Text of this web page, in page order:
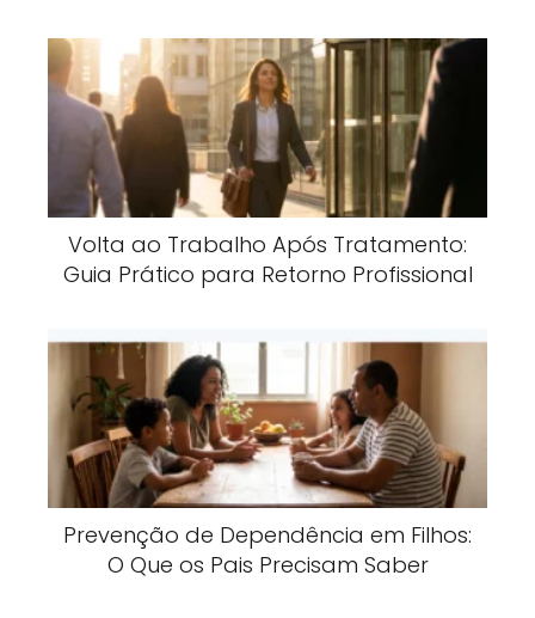
Volta ao Trabalho Após Tratamento:
Guia Prático para Retorno Profissional
Prevenção de Dependência em Filhos:
O Que os Pais Precisam Saber